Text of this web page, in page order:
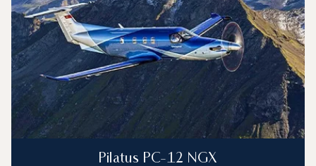
Pilatus PC-12 NGX